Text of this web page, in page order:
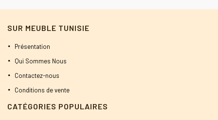
SUR MEUBLE TUNISIE
Présentation
Qui Sommes Nous
Contactez-nous
Conditions de vente
CATÉGORIES POPULAIRES